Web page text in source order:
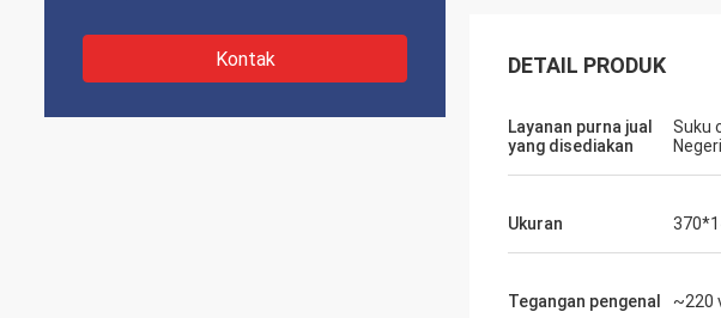
Kontak DETAIL PRODUK
Layanan purna jual
yang disediakan
Suku
Negeri
Ukuran
Tegangan pengenal ~220